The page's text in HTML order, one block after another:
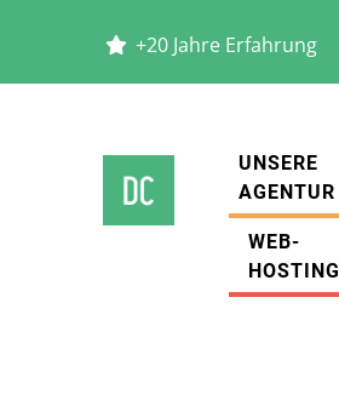
+20 Jahre Erfahrung
UNSERE
AGENTUR
WEB-
HOSTING